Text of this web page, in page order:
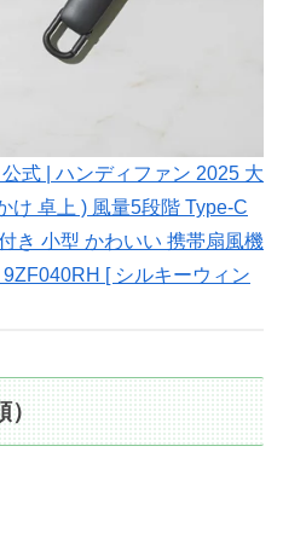
式 | ハンディファン 2025 大
け 卓上 ) 風量5段階 Type-C
き 小型 かわいい 携帯扇風機
[ シルキーウィン
）